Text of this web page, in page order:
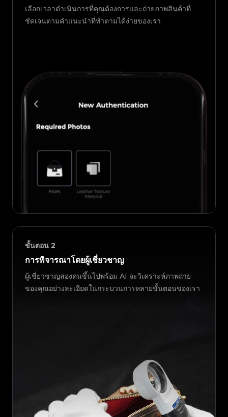
เลือกเวลาดำเนินการที่คุณต้องการและถ่ายภาพสินค้าที่
ชัดเจนตามคำแนะนำที่ทำตามได้ง่ายของเรา
ขั้นตอน 2
การพิจารณาโดยผู้เชี่ยวชาญ
ผู้เชี่ยวชาญสองคนขึ้นไปพร้อม AI จะวิเคราะห์ภาพถ่าย
ของคุณอย่างละเอียดในกระบวนการหลายขั้นตอนของเรา